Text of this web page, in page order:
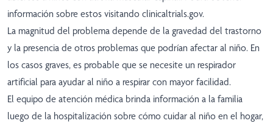
información sobre estos visitando clinicaltrials.gov.
La magnitud del problema depende de la gravedad del trastorno
y la presencia de otros problemas que podrían afectar al niño. En
los casos graves, es probable que se necesite un respirador
artificial para ayudar al niño a respirar con mayor facilidad.
El equipo de atención médica brinda información a la familia
luego de la hospitalización sobre cómo cuidar al niño en el hogar,